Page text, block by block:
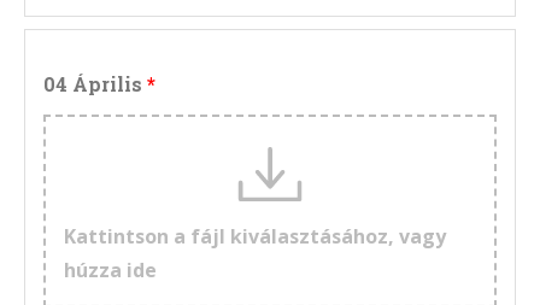
04 Április
Kattintson a fájl kiválasztásához, vagy
húzza ide